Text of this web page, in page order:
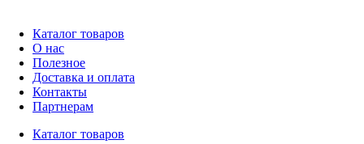
Каталог товаров
О нас
Полезное
Доставка и оплата
Контакты
Партнерам
Каталог товаров